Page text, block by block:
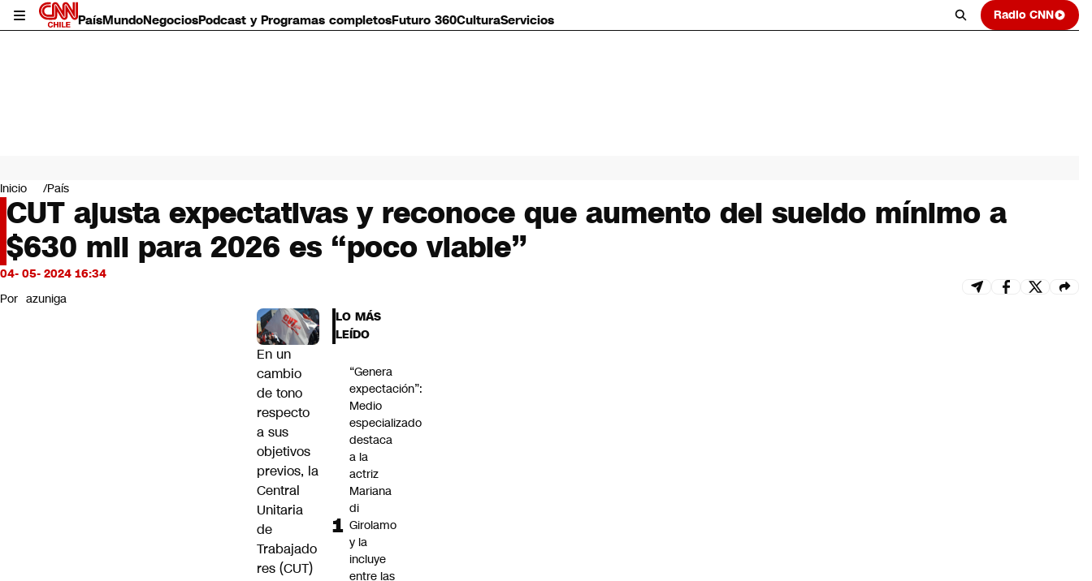
PaísMundoNegociosPodcast y Programas completosFuturo 360CulturaServicios Radio CNN
Mundo
Negocios
Deportes
Programas completos
Cultura
Servicios
CNN Data
Inicio País
CUT ajusta expectativas y reconoce que aumento del sueldo mínimo a
$630 mil para 2026 es “poco viable”
04- 05- 2024 16:34
Por azuniga
En un
cambio
de tono
respecto
a sus
objetivos
previos, la
Central
Unitaria
de
Trabajado
res (CUT)
LO MÁS
LEÍDO
“Genera
expectación”:
Medio
especializado
destaca
a la
actriz
Mariana
di
Girolamo
y la
incluye
entre las